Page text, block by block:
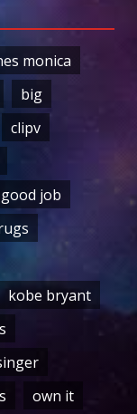
monica
big
clipv
good job
kobe bryant
own it